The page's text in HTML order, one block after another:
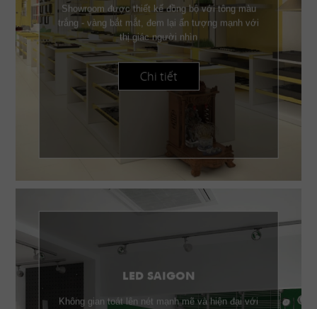
Showroom được thiết kế đồng bộ với tông màu
trắng - vàng bắt mắt, đem lại ấn tượng mạnh với
thị giác người nhìn
Chi tiết
LED SAIGON
Không gian toát lên nét mạnh mẽ và hiện đại với